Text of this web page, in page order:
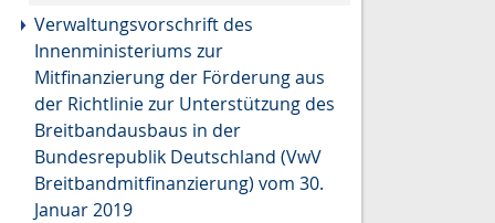
Verwaltungsvorschrift des
Innenministeriums zur
Mitfinanzierung der Förderung aus
der Richtlinie zur Unterstützung des
Breitbandausbaus in der
Bundesrepublik Deutschland (VwV
Breitbandmitfinanzierung) vom 30.
Januar 2019